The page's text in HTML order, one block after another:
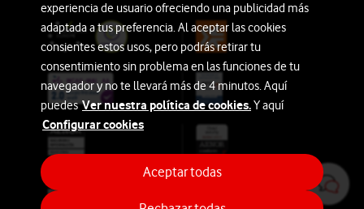
experiencia de usuario ofreciendo una publicidad más
adaptada a tus preferencia. Al aceptar las cookies
consientes estos usos, pero podrás retirar tu
consentimiento sin problema en las funciones de tu
navegador y no te llevará más de 4 minutos. Aquí
puedesVer nuestra política de cookies.Y aquí
Configurar cookies
Aceptar todas